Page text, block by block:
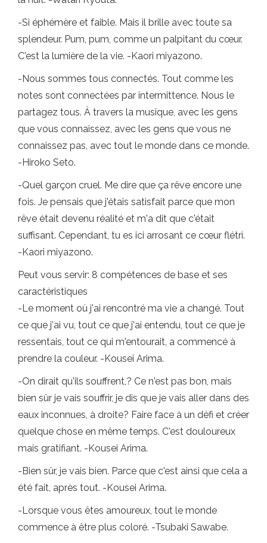
-Si éphémère et faible. Mais il brille avec toute sa
splendeur. Pum, pum, comme un palpitant du cœur.
C'est la lumière de la vie. -Kaori miyazono.
-Nous sommes tous connectés. Tout comme les
notes sont connectées par intermittence. Nous le
partagez tous. À travers la musique, avec les gens
que vous connaissez, avec les gens que vous ne
connaissez pas, avec tout le monde dans ce monde.
-Hiroko Seto.
-Quel garçon cruel. Me dire que ça rêve encore une
fois. Je pensais que j'étais satisfait parce que mon
rêve était devenu réalité et m'a dit que c'était
suffisant. Cependant, tu es ici arrosant ce cœur flétri.
-Kaori miyazono.
Peut vous servir: 8 compétences de base et ses
caractéristiques
-Le moment où j'ai rencontré ma vie a changé. Tout
ce que j'ai vu, tout ce que j'ai entendu, tout ce que je
ressentais, tout ce qui m'entourait, a commencé à
prendre la couleur. -Kousei Arima.
-On dirait qu'ils souffrent,? Ce n'est pas bon, mais
bien sûr je vais souffrir, je dis que je vais aller dans des
eaux inconnues, à droite? Faire face à un défi et créer
quelque chose en même temps. C'est douloureux
mais gratifiant. -Kousei Arima.
-Bien sûr, je vais bien. Parce que c'est ainsi que cela a
été fait, après tout. -Kousei Arima.
-Lorsque vous êtes amoureux, tout le monde
commence à être plus coloré. -Tsubaki Sawabe.